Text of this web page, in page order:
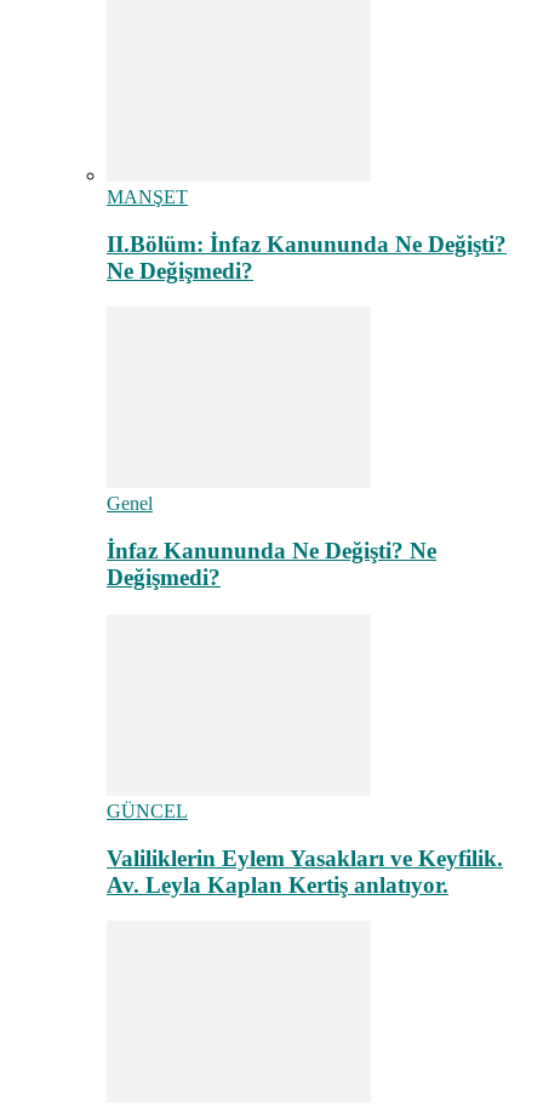
MANŞET
II.Bölüm: İnfaz Kanununda Ne Değişti?
Ne Değişmedi?
Genel
İnfaz Kanununda Ne Değişti? Ne
Değişmedi?
GÜNCEL
Valiliklerin Eylem Yasakları ve Keyfilik.
Av. Leyla Kaplan Kertiş anlatıyor.